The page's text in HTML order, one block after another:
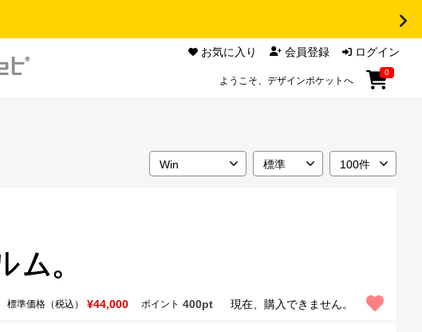
お気に入り 会員登録 ログイン
ようこそ、デザインポケットへ
0
標準価格（税込） ¥44,000 ポイント 400pt 現在、購入できません。